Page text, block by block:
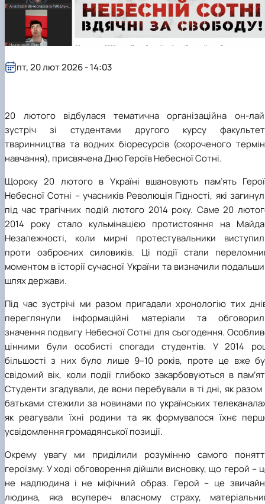
20 лютого відбулася тематична організаційна он-
зустріч зі студентами другого курсу
тваринництва та водних біоресурсів (скороченого
навчання), присвячена Дню Героїв Небесної Сотні.
Щороку 20 лютого в Україні вшановують пам’ять
Небесної Сотні – учасників Революція Гідності, які
під час трагічних подій лютого 2014 року. Саме 20
2014 року стало кульмінацією протистояння на
Незалежності, коли мирні протестувальники
проти озброєних силовиків. Ці події стали
моментом в історії сучасної України та визначили
шлях держави.
Під час зустрічі ми разом пригадали хронологію тих
переглянули інформаційні матеріали та
значення подвигу Небесної Сотні для сьогодення.
цінними були особисті спогади студентів. У 2014
більшості з них було лише 9–10 років, проте це вже
свідомий вік, коли події глибоко закарбовуються в
Студенти згадували, де вони перебували в ті дні, як разом
батьками стежили за новинами по українських
як реагували їхні родини та як формувалося їхнє
усвідомлення громадянської позиції.
Окрему увагу ми приділили розумінню самого
героїзму. У ході обговорення дійшли висновку, що герой –
не надлюдина і не міфічний образ. Герой – це
людина, яка всупереч власному страху,
пт, 20 лют 2026 - 14:03